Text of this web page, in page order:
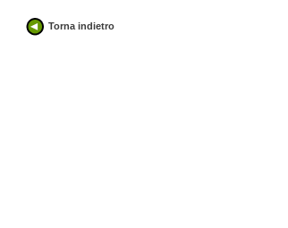
Torna indietro